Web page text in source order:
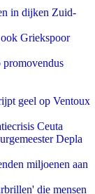
in dijken Zuid-
Griekspoor
promovendus
geel op Ventoux
Ceuta
Depla
miljoenen aan
die mensen